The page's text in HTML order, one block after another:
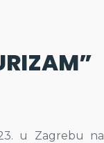
u Zagrebu na